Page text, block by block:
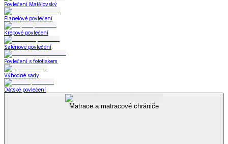
Povlečení Matějovský
Flanelové povlečení
Krepové povlečení
Saténové povlečení
Povlečení s fototiskem
Výhodné sady
Dětské povlečení
Matrace a matracové chrániče